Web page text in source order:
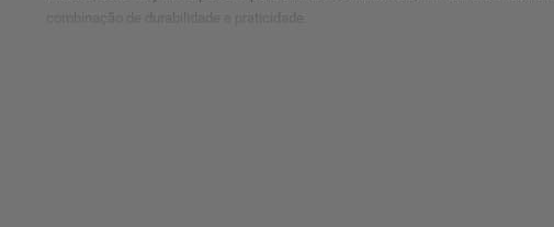
combinação de durabilidade e praticidade.